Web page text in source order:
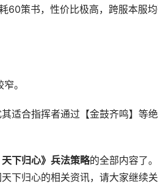
策书，性价比极高，跨服本服
。
适合指挥者通过【金鼓齐鸣】等
天下归心》兵法策略的全部内容了
下归心的相关资讯，请大家继续